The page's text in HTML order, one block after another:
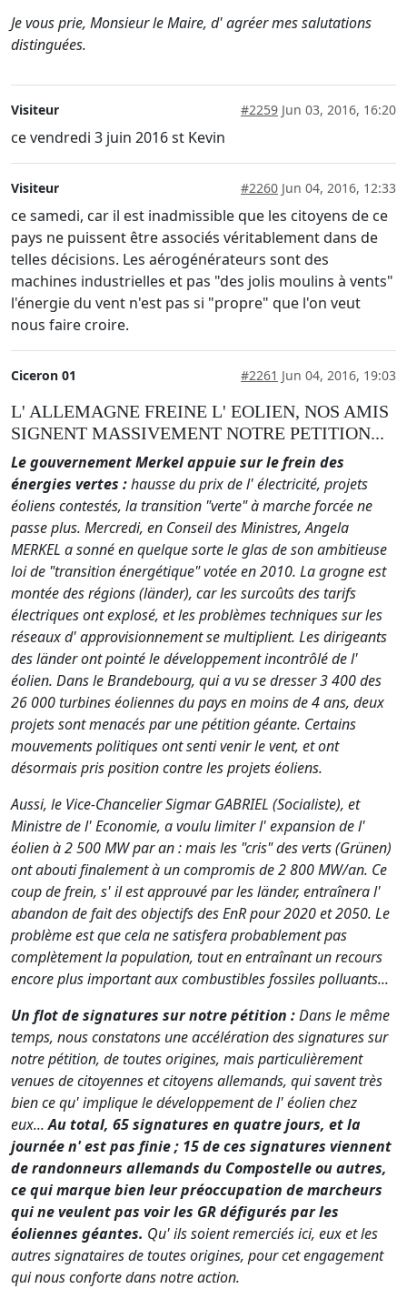
Je vous prie, Monsieur le Maire, d' agréer mes salutations
distinguées.
Visiteur #2259 Jun 03, 2016, 16:20
ce vendredi 3 juin 2016 st Kevin
Visiteur #2260 Jun 04, 2016, 12:33
ce samedi, car il est inadmissible que les citoyens de ce
pays ne puissent être associés véritablement dans de
telles décisions. Les aérogénérateurs sont des
machines industrielles et pas "des jolis moulins à vents"
l'énergie du vent n'est pas si "propre" que l'on veut
nous faire croire.
Ciceron 01 #2261 Jun 04, 2016, 19:03
L' ALLEMAGNE FREINE L' EOLIEN, NOS AMIS
SIGNENT MASSIVEMENT NOTRE PETITION...
Le gouvernement Merkel appuie sur le frein des
énergies vertes :hausse du prix de l' électricité, projets
éoliens contestés, la transition "verte" à marche forcée ne
passe plus. Mercredi, en Conseil des Ministres, Angela
MERKEL a sonné en quelque sorte le glas de son ambitieuse
loi de "transition énergétique" votée en 2010. La grogne est
montée des régions (länder), car les surcoûts des tarifs
électriques ont explosé, et les problèmes techniques sur les
réseaux d' approvisionnement se multiplient. Les dirigeants
des länder ont pointé le développement incontrôlé de l'
éolien. Dans le Brandebourg, qui a vu se dresser 3 400 des
26 000 turbines éoliennes du pays en moins de 4 ans, deux
projets sont menacés par une pétition géante. Certains
mouvements politiques ont senti venir le vent, et ont
désormais pris position contre les projets éoliens.
Aussi, le Vice-Chancelier Sigmar GABRIEL (Socialiste), et
Ministre de l' Economie, a voulu limiter l' expansion de l'
éolien à 2 500 MW par an : mais les "cris" des verts (Grünen)
ont abouti finalement à un compromis de 2 800 MW/an. Ce
coup de frein, s' il est approuvé par les länder, entraînera l'
abandon de fait des objectifs des EnR pour 2020 et 2050. Le
problème est que cela ne satisfera probablement pas
complètement la population, tout en entraînant un recours
encore plus important aux combustibles fossiles polluants...
Un flot de signatures sur notre pétition :Dans le même
temps, nous constatons une accélération des signatures sur
notre pétition, de toutes origines, mais particulièrement
venues de citoyennes et citoyens allemands, qui savent très
bien ce qu' implique le développement de l' éolien chez
eux...Au total, 65 signatures en quatre jours, et la
journée n' est pas finie ; 15 de ces signatures viennent
de randonneurs allemands du Compostelle ou autres,
ce qui marque bien leur préoccupation de marcheurs
qui ne veulent pas voir les GR défigurés par les
éoliennes géantes. Qu' ils soient remerciés ici, eux et les
autres signataires de toutes origines, pour cet engagement
qui nous conforte dans notre action.